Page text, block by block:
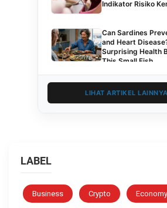
Indikator Risiko
Can Sardines
and Heart
Surprising Health
This Small Fish
LIHAT ARTIKEL LAINNYA
LABEL
Business Crypto Economy